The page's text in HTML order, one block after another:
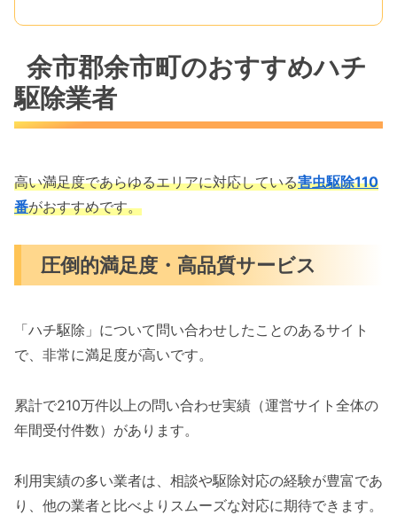
余市郡余市町のおすすめハチ
駆除業者
高い満足度であらゆるエリアに対応している害虫駆除110
番がおすすめです。
圧倒的満足度・高品質サービス
「ハチ駆除」について問い合わせしたことのあるサイト
で、非常に満足度が高いです。
累計で210万件以上の問い合わせ実績（運営サイト全体の
年間受付件数）があります。
利用実績の多い業者は、相談や駆除対応の経験が豊富であ
り、他の業者と比べよりスムーズな対応に期待できます。